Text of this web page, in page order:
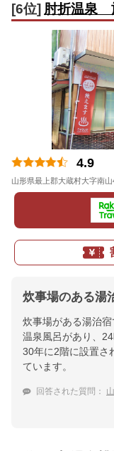
[6位] 肘折温泉
4.9
山形県最上郡大蔵村大字南山
炊事場のある湯
炊事場がある湯治
温泉風呂があり、
30年に2階に設置さ
ています。
回答された質問：